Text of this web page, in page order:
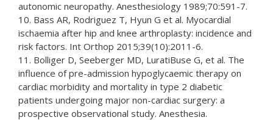
autonomic neuropathy. Anesthesiology 1989;70:591-7.
10. Bass AR, Rodriguez T, Hyun G et al. Myocardial
ischaemia after hip and knee arthroplasty: incidence and
risk factors. Int Orthop 2015;39(10):2011-6.
11. Bolliger D, Seeberger MD, LuratiBuse G, et al. The
influence of pre-admission hypoglycaemic therapy on
cardiac morbidity and mortality in type 2 diabetic
patients undergoing major non-cardiac surgery: a
prospective observational study. Anesthesia.